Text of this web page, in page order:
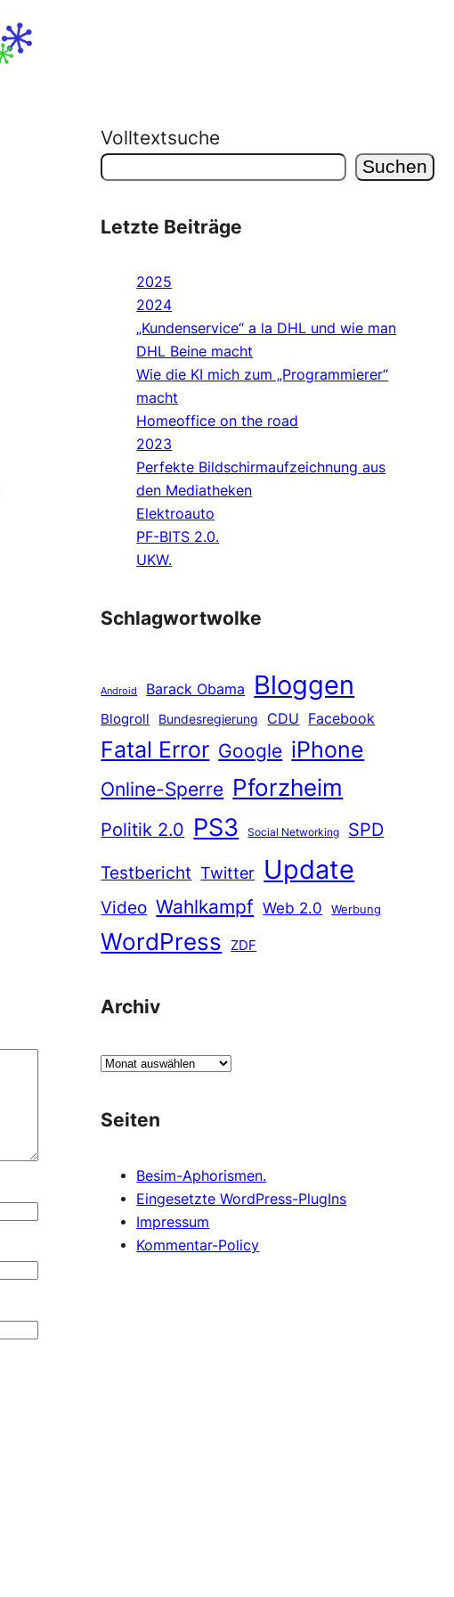
Volltextsuche
Suchen
Letzte Beiträge
2025
2024
„Kundenservice“ a la DHL und wie man
DHL Beine macht
Wie die KI mich zum „Programmierer“
macht
Homeoffice on the road
2023
Perfekte Bildschirmaufzeichnung aus
den Mediatheken
Elektroauto
PF-BITS 2.0.
UKW.
Schlagwortwolke
Android Barack Obama Bloggen
Blogroll Bundesregierung CDU Facebook
Fatal Error Google iPhone
Online-Sperre Pforzheim
Politik 2.0 PS3 Social Networking
SPD
Testbericht Twitter Update
Video Wahlkampf Web 2.0 Werbung
WordPress ZDF
Archiv
A
h
Seiten
Besim-Aphorismen.
Eingesetzte WordPress-PlugIns
Impressum
Kommentar-Policy